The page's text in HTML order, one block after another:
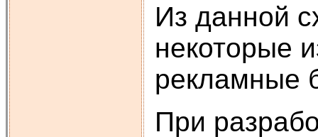
Из данной
некоторые
рекламные
При